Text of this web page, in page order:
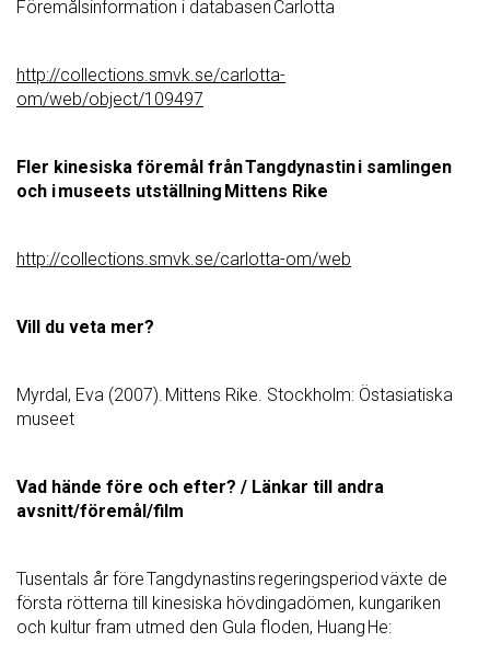
Föremålsinformation i databasen Carlotta
http://collections.smvk.se/carlotta-
om/web/object/109497
Fler kinesiska föremål frånTangdynastini samlingen
och i museets utställning Mittens Rike
http://collections.smvk.se/carlotta-om/web
Vill du veta mer?
Myrdal, Eva (2007). Mittens Rike. Stockholm: Östasiatiska
museet
Vad hände före och efter? / Länkar till andra
avsnitt/föremål/film
Tusentals år föreTangdynastins regeringsperiod växte de
första rötterna till kinesiska hövdingadömen, kungariken
och kultur fram utmed den Gula floden, Huang He: